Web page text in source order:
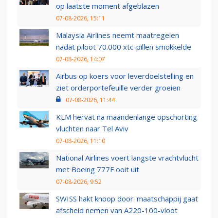
op laatste moment afgeblazen
07-08-2026, 15:11
Malaysia Airlines neemt maatregelen
nadat piloot 70.000 xtc-pillen smokkelde
07-08-2026, 14:07
Airbus op koers voor leverdoelstelling en
ziet orderportefeuille verder groeien
07-08-2026, 11:44
KLM hervat na maandenlange opschorting
vluchten naar Tel Aviv
07-08-2026, 11:10
National Airlines voert langste vrachtvlucht
met Boeing 777F ooit uit
07-08-2026, 9:52
SWISS hakt knoop door: maatschappij gaat
afscheid nemen van A220-100-vloot